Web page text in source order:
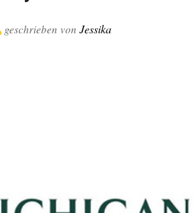
geschrieben von Jessika